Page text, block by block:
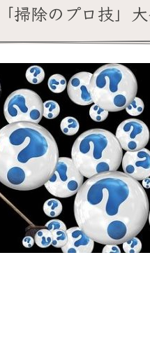
掃除のプロ技」大